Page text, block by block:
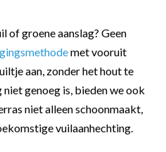
of groene aanslag? Geen
met vooruit
aan, zonder het hout te
genoeg is, bieden we ook
niet alleen schoonmaakt,
vuilaanhechting.